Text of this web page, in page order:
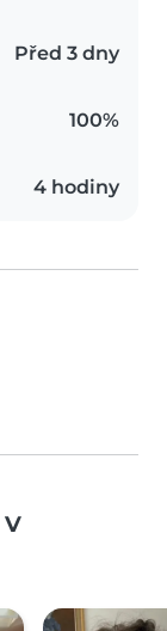
Před 3 dny
100%
4 hodiny